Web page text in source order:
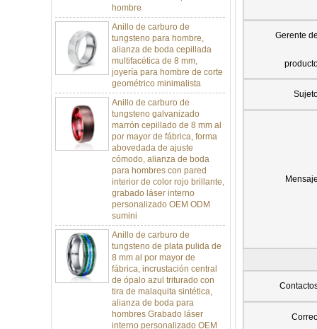
Anillo de carburo de
tungsteno para hombre,
alianza de boda cepillada
multifacética de 8 mm,
joyería para hombre de corte
geométrico minimalista
Anillo de carburo de
tungsteno galvanizado
marrón cepillado de 8 mm al
por mayor de fábrica, forma
abovedada de ajuste
cómodo, alianza de boda
para hombres con pared
interior de color rojo brillante,
grabado láser interno
personalizado OEM ODM
sumini
Anillo de carburo de
tungsteno de plata pulida de
8 mm al por mayor de
fábrica, incrustación central
de ópalo azul triturado con
tira de malaquita sintética,
alianza de boda para
hombres Grabado láser
interno personalizado OEM
ODM suministro a granel
Gerente